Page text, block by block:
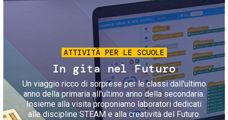
Immagine
ATTIVITÀ PER LE SCUOLE
In gita nel Futuro
Un viaggio ricco di sorprese per le classi dall'ultimo
anno della primaria all'ultimo anno della secondaria.
Insieme alla visita proponiamo laboratori dedicati
alle discipline STEAM e alla creatività del Futuro.